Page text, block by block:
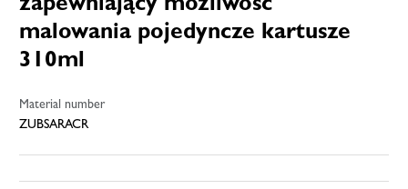
zapewniający możliwość
malowania pojedyncze kartusze
310ml
Material number
ZUBSARACR